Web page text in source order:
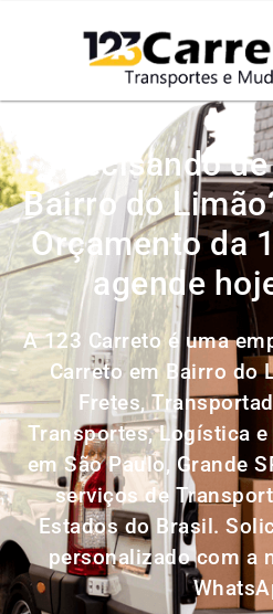
Precisando
Bairro do
Orçamento da
agende
A 123 Carreto é uma
Carreto em Bairro do
Fretes,
Transportes, Logística
em São Paulo, Grande
serviços de
Estados do Brasil.
personalizado com a